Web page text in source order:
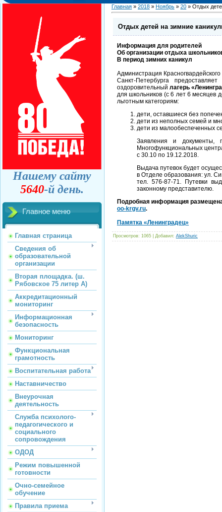
Нашему сайту
5640-й день.
Главное меню
Главная страница
Сведения об
образовательной
организации
Вторая площадка. (ш.
Рябовское 75 литер А)
Аккредитационный
мониторинг
Информационная
безопасность
Мониторинг
Функциональная
грамотность
Воспитательная работа
Наставничество
Внеурочная
деятельность
Служба психолого-
педагогического и
социального
сопровождения
ОДОД
Режим повышенной
готовности
Очно-семейное
обучение
Правила приема
Главная » 2018 » Ноябрь » 20 » Отдых
Отдых детей на зимние
Информация для родителей
Об организации отдыха
В период зимних каникул
Администрация
Санкт-Петербурга
оздоровительный лагерь
для школьников (с 6 лет 6 месяцев
льготным категориям:
дети, оставшиеся без
дети из неполных семей и
дети из малообеспеченных
Заявления и документы,
Многофункциональных
с 30.10 по 19.12.2018.
Выдача путевок будет
в Отделе образования: ул.
тел. 576-87-71. Путевки
законному представителю.
Подробная информация
oo-krgv.ru.
Памятка «Ленинградец»
Просмотров: 1065 | Добавил: AlekShuric